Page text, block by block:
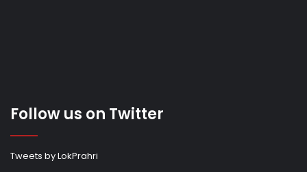
Follow us on Twitter
Tweets by LokPrahri